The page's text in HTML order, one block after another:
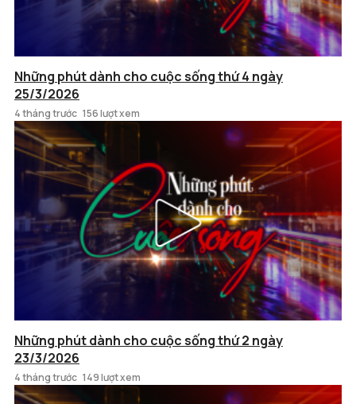
Những phút dành cho cuộc sống thứ 4 ngày
25/3/2026
4 tháng trước 156 lượt xem
Những phút dành cho cuộc sống thứ 2 ngày
23/3/2026
4 tháng trước 149 lượt xem